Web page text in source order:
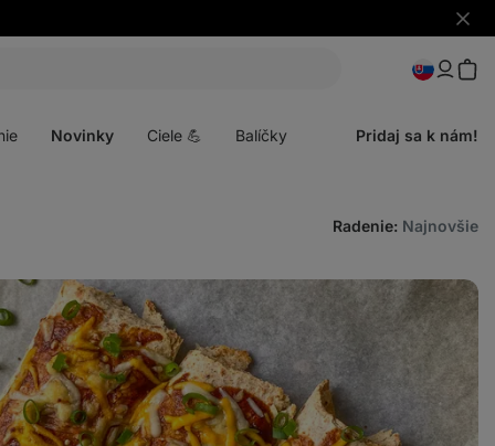
Skryť
Novinky Ciele 💪 Balíčky Pridaj sa k nám!
Radenie: Najnovšie